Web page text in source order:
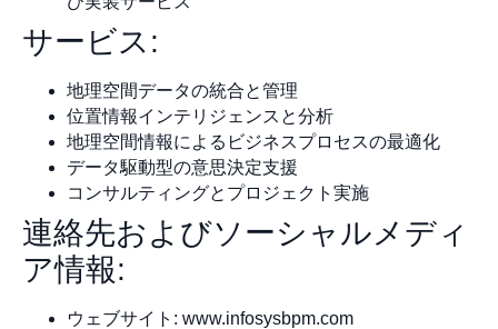
サービス:
地理空間データの統合と管理
位置情報インテリジェンスと分析
地理空間情報によるビジネスプロセスの最適化
データ駆動型の意思決定支援
コンサルティングとプロジェクト実施
連絡先およびソーシャルメディ
ア情報:
ウェブサイト: www.infosysbpm.com